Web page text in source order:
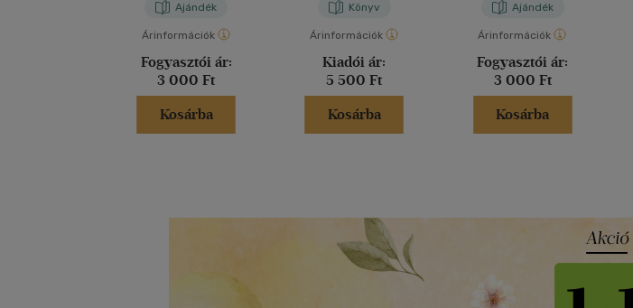
Ajándék
Árinformációk
Fogyasztói ár:
3 000 Ft
Kosárba
Könyv
Árinformációk
Kiadói ár:
5 500 Ft
Kosárba
Ajándék
Árinformációk
Fogyasztói ár:
3 000 Ft
Kosárba